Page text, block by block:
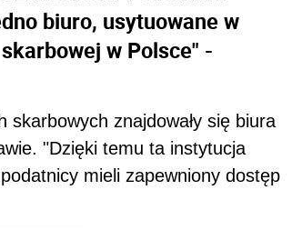
biuro, usytuowane w
w Polsce" -
skarbowych znajdowały się biura
"Dzięki temu ta instytucja
mieli zapewniony dostęp